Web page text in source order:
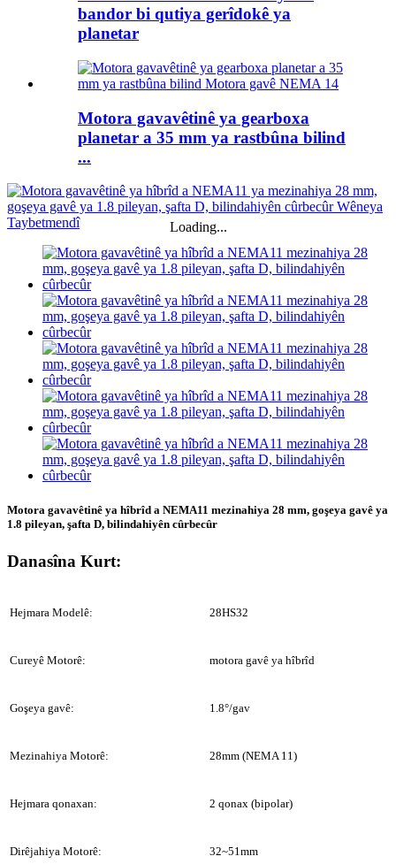
bandor bi qutiya gerîdokê ya
planetar
Motora gavavêtinê ya gearboxa
planetar a 35 mm ya rastbûna bilind
...
Loading...
Motora gavavêtinê ya hîbrîd a NEMA11 mezinahiya 28 mm, goşeya gavê ya
1.8 pileyan, şafta D, bilindahiyên cûrbecûr
Danasîna Kurt:
Hejmara Modelê: 28HS32
Cureyê Motorê: motora gavê ya hîbrîd
Goşeya gavê: 1.8°/gav
Mezinahiya Motorê: 28mm (NEMA 11)
Hejmara qonaxan: 2 qonax (bipolar)
Dirêjahiya Motorê: 32~51mm